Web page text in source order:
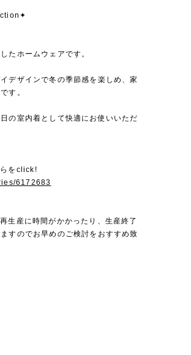
たホームウェアです。
デザインで冬の季節感を楽しめ、家
す。
の室内着として快適にお使いいただ
をclick!
6172683
産に時間がかかったり、生産終了
すのでお早めのご検討をおすすめ致